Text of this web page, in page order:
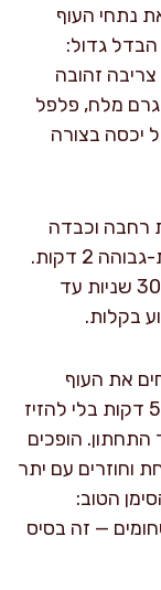
נתחי העוף
הבדל גדול:
זהובה
במקום “בישול במיצים”. מתבלים ב-6 גרם מלח, פלפל
יכסה בצורה
רחבה וכבדה
(קוטר כ-28–30 ס"מ) על אש בינונית-גבוהה 2 דקות.
מוסיפים 20 מ"ל שמן זית ומחכים עוד 30 שניות עד
בקלות.
את העוף
בשכבה אחת, בלי צפיפות. צורבים 4–5 דקות בלי להזיז
הופכים
לצלחת וחוזרים עם יתר
הסימן הטוב:
— זה בסיס